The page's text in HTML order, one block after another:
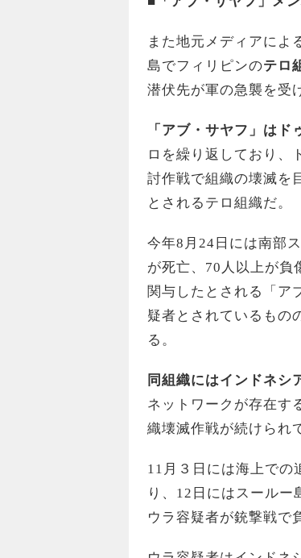
また地元メディアによ
島でフィリピンのテロ
潜伏先が軍の急襲を受
「アブ・サヤフ」は
ロを繰り返しており、
討作戦で組織の壊滅を
とされるテロ組織だ。
今年8月24日には南部
が死亡、70人以上が負
関与したとされる「ア
疑者とされているもの
る。
同組織にはインドネシ
ネットワークが存在す
織壊滅作戦が続けられ
11月３日には海上での
り、12日にはスールー
ウラ容疑者が銃撃戦で